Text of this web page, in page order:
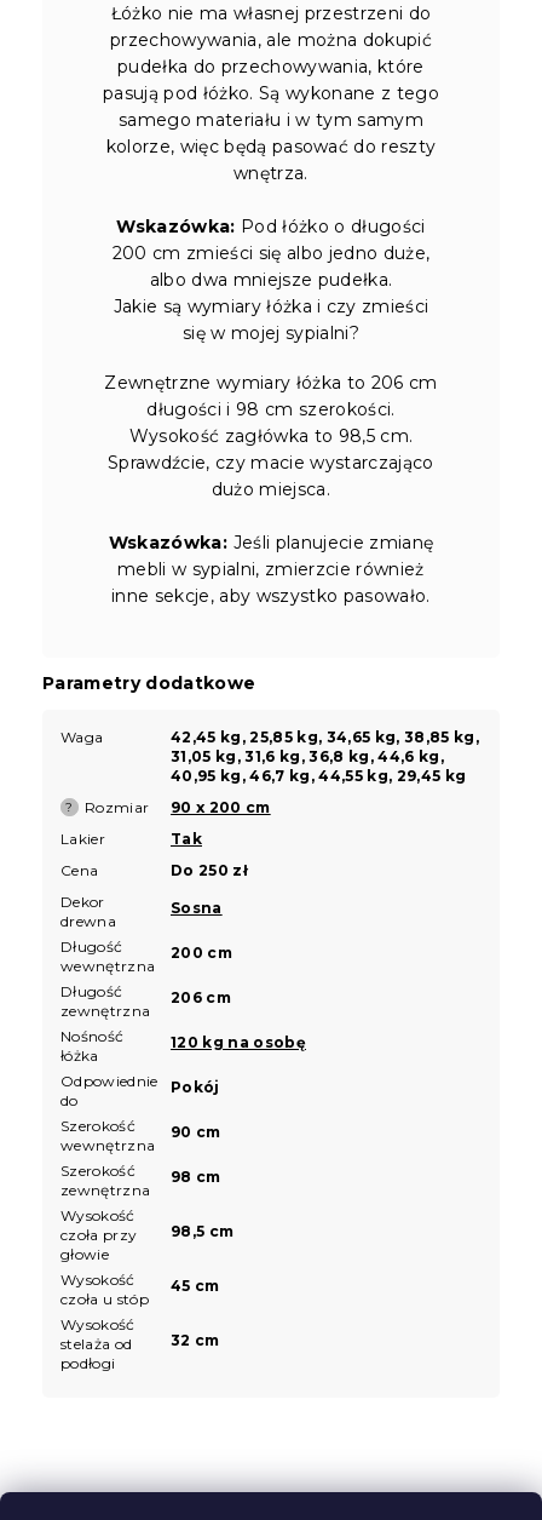
Łóżko nie ma własnej przestrzeni do
przechowywania, ale można dokupić
pudełka do przechowywania, które
pasują pod łóżko. Są wykonane z tego
samego materiału i w tym samym
kolorze, więc będą pasować do reszty
wnętrza.
Wskazówka: Pod łóżko o długości
200 cm zmieści się albo jedno duże,
albo dwa mniejsze pudełka.
Jakie są wymiary łóżka i czy zmieści
się w mojej sypialni?
Zewnętrzne wymiary łóżka to 206 cm
długości i 98 cm szerokości.
Wysokość zagłówka to 98,5 cm.
Sprawdźcie, czy macie wystarczająco
dużo miejsca.
Wskazówka: Jeśli planujecie zmianę
mebli w sypialni, zmierzcie również
inne sekcje, aby wszystko pasowało.
Parametry dodatkowe
Waga
42,45 kg, 25,85 kg, 34,65 kg, 38,85 kg,
31,05 kg, 31,6 kg, 36,8 kg, 44,6 kg,
40,95 kg, 46,7 kg, 44,55 kg, 29,45 kg
? Rozmiar
90 x 200 cm
Lakier
Tak
Cena
Do 250 zł
Dekor
drewna
Sosna
Długość
wewnętrzna
200 cm
Długość
zewnętrzna
206 cm
Nośność
łóżka
120 kg na osobę
Odpowiednie
do
Pokój
Szerokość
wewnętrzna
90 cm
Szerokość
zewnętrzna
98 cm
Wysokość
czoła przy
głowie
98,5 cm
Wysokość
czoła u stóp
45 cm
Wysokość
stelaża od
podłogi
32 cm
S